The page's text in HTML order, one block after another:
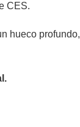
CES.
hueco profundo,